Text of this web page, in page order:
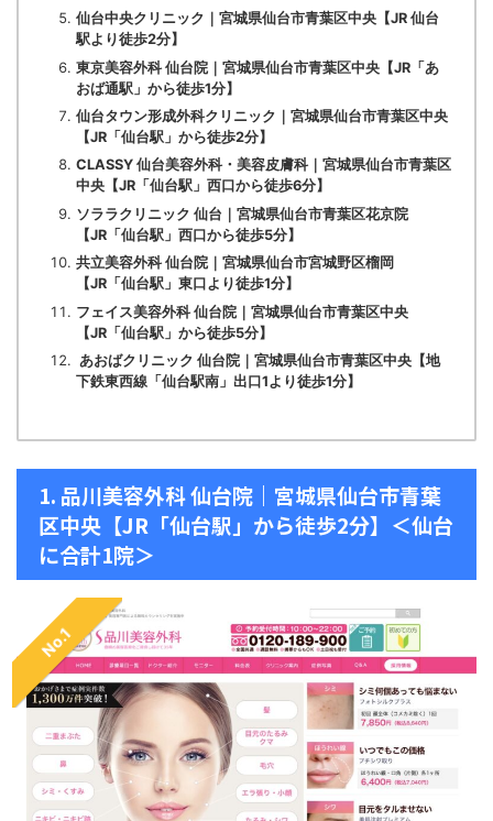
仙台中央クリニック｜宮城県仙台市青葉区中央【JR 仙台
駅より徒歩2分】
東京美容外科 仙台院｜宮城県仙台市青葉区中央【JR「あ
おば通駅」から徒歩1分】
仙台タウン形成外科クリニック｜宮城県仙台市青葉区中央
【JR「仙台駅」から徒歩2分】
CLASSY 仙台美容外科・美容皮膚科｜宮城県仙台市青葉区
中央【JR「仙台駅」西口から徒歩6分】
ソララクリニック 仙台｜宮城県仙台市青葉区花京院
【JR「仙台駅」西口から徒歩5分】
共立美容外科 仙台院｜宮城県仙台市宮城野区榴岡
【JR「仙台駅」東口より徒歩1分】
フェイス美容外科 仙台院｜宮城県仙台市青葉区中央
【JR「仙台駅」から徒歩5分】
あおばクリニック 仙台院｜宮城県仙台市青葉区中央【地
下鉄東西線「仙台駅南」出口1より徒歩1分】
1. 品川美容外科 仙台院｜宮城県仙台市青葉
区中央【JR「仙台駅」から徒歩2分】＜仙台
に合計1院＞
No.1